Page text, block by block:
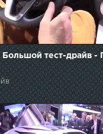
Большой тест-драйв -